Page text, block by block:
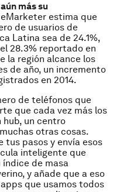
más su
estima que
de usuarios de
Latina sea de 24.1%,
28.3% reportado en
la región alcance los
de año, un incremento
en 2014.
de teléfonos que
que cada vez más los
hub, un centro
otras cosas.
tus pasos y envía esos
inteligente que
de masa
y añade que a eso
que usamos todos